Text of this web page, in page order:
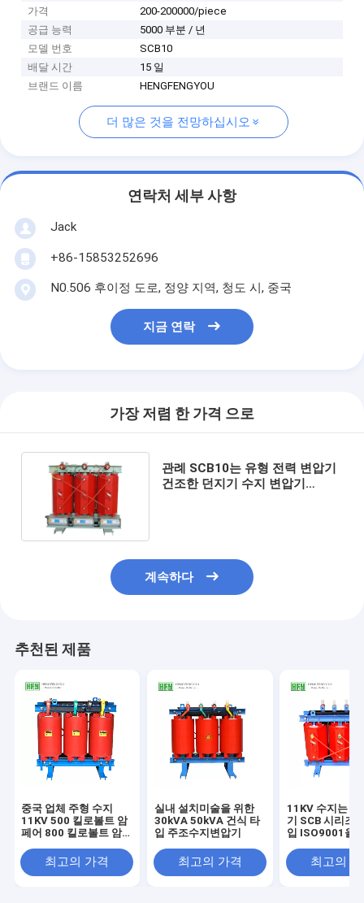
가격
200-200000/piece
공급 능력
5000 부분 / 년
모델 번호
SCB10
배달 시간
15 일
브랜드 이름
HENGFENGYOU
더 많은 것을 전망하십시오
연락처 세부 사항
Jack
+86-15853252696
N0.506 후이정 도로, 정양 지역, 청도 시, 중국
지금 연락
가장 저렴 한 가격 으로
관례 SCB10는 유형 전력 변압기
건조한 던지기 수지 변압기
계속하다
추천된 제품
중국 업체 주형 수지
11KV 500 킬로볼트 암
페어 800 킬로볼트 암
값이 싼 가격
최고의 가격
실내 설치미술을 위한
30kVA 50kVA 건식 타
입 주조수지변압기
최고의 가격
11KV 수지는 3
기 SCB 시리즈
입 ISO9001을
최고의